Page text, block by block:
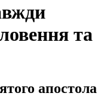
та
апостола